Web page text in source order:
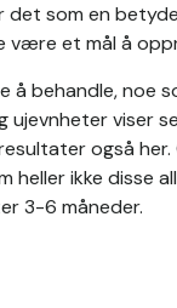
som en
et mål å
å behandle, noe
ujevnheter viser
også
heller ikke disse
3-6 måneder.